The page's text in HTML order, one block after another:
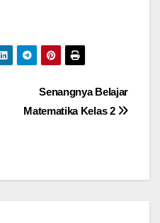
Senangnya Belajar
Matematika Kelas 2